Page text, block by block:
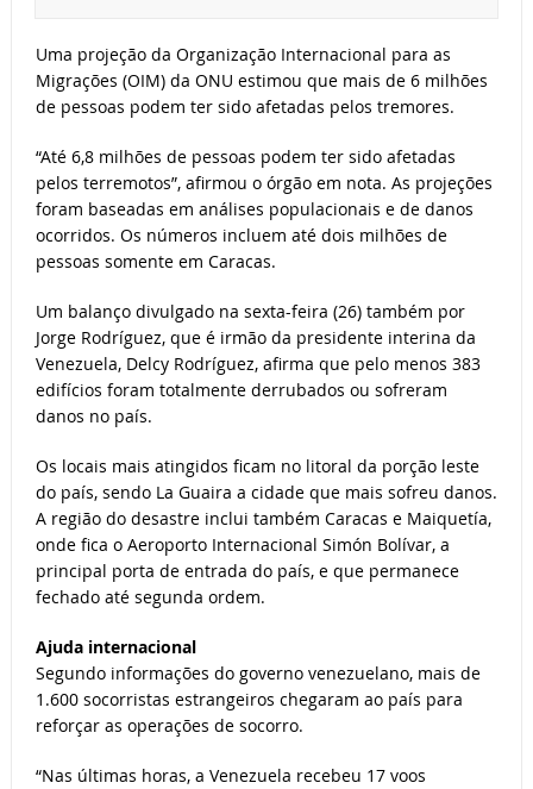
Uma projeção da Organização Internacional para as
Migrações (OIM) da ONU estimou que mais de 6 milhões
de pessoas podem ter sido afetadas pelos tremores.
“Até 6,8 milhões de pessoas podem ter sido afetadas
pelos terremotos”, afirmou o órgão em nota. As projeções
foram baseadas em análises populacionais e de danos
ocorridos. Os números incluem até dois milhões de
pessoas somente em Caracas.
Um balanço divulgado na sexta-feira (26) também por
Jorge Rodríguez, que é irmão da presidente interina da
Venezuela, Delcy Rodríguez, afirma que pelo menos 383
edifícios foram totalmente derrubados ou sofreram
danos no país.
Os locais mais atingidos ficam no litoral da porção leste
do país, sendo La Guaira a cidade que mais sofreu danos.
A região do desastre inclui também Caracas e Maiquetía,
onde fica o Aeroporto Internacional Simón Bolívar, a
principal porta de entrada do país, e que permanece
fechado até segunda ordem.
Ajuda internacional
Segundo informações do governo venezuelano, mais de
1.600 socorristas estrangeiros chegaram ao país para
reforçar as operações de socorro.
“Nas últimas horas, a Venezuela recebeu 17 voos